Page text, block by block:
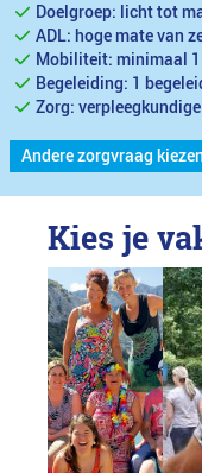
Doelgroep: licht tot
ADL: hoge mate van
Mobiliteit: minimaal 1
Begeleiding: 1
Zorg:
Andere zorgvraag kiezen
Kies je